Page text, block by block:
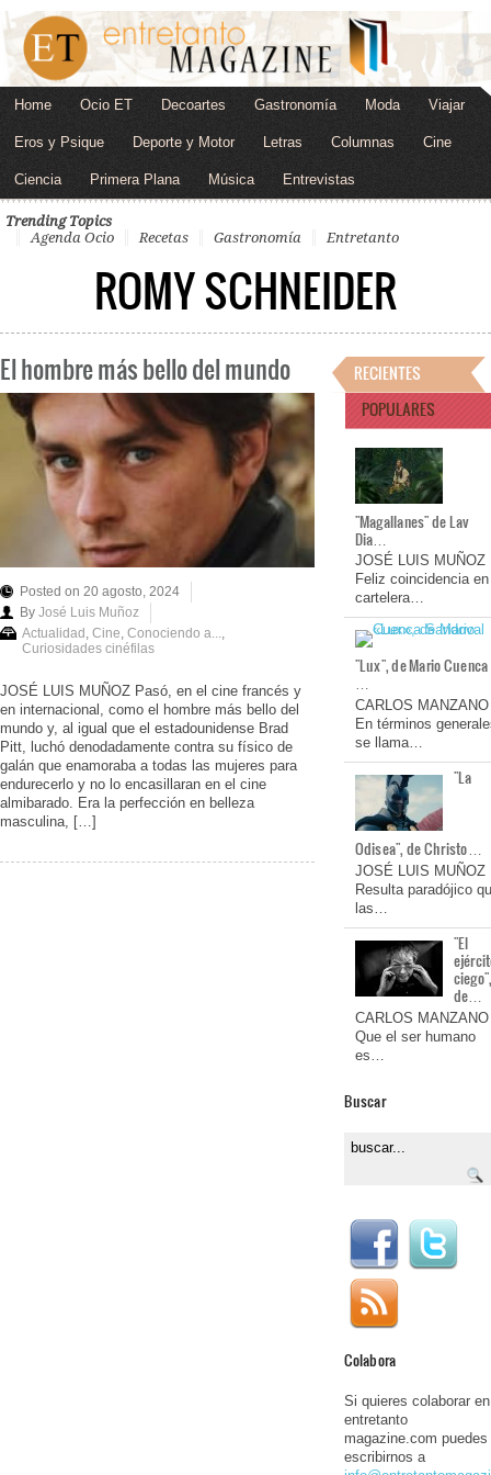
Home Ocio ET Decoartes Gastronomía Moda Viajar
Eros y Psique Deporte y Motor Letras Columnas Cine
Ciencia Primera Plana Música Entrevistas
Trending Topics
Agenda Ocio
Recetas Gastronomía Entretanto
ROMY SCHNEIDER
El hombre más bello del mundo
Posted on 20 agosto, 2024
By José Luis Muñoz
Actualidad, Cine, Conociendo a...,
Curiosidades cinéfilas
JOSÉ LUIS MUÑOZ Pasó, en el cine francés y
en internacional, como el hombre más bello del
mundo y, al igual que el estadounidense Brad
Pitt, luchó denodadamente contra su físico de
galán que enamoraba a todas las mujeres para
endurecerlo y no lo encasillaran en el cine
almibarado. Era la perfección en belleza
masculina, […]
RECIENTES
POPULARES
"Magallanes" de Lav
Dia…
JOSÉ LUIS MUÑOZ
Feliz coincidencia en
cartelera…
"Lux", de Mario Cuenca
…
CARLOS MANZANO
En términos
se llama…
"La
Odisea", de Christo…
JOSÉ LUIS MUÑOZ
Resulta paradójico
las…
"El
de…
CARLOS MANZANO
Que el ser humano
es…
Buscar
Colabora
Si quieres colaborar en
entretanto
magazine.com puedes
escribirnos a